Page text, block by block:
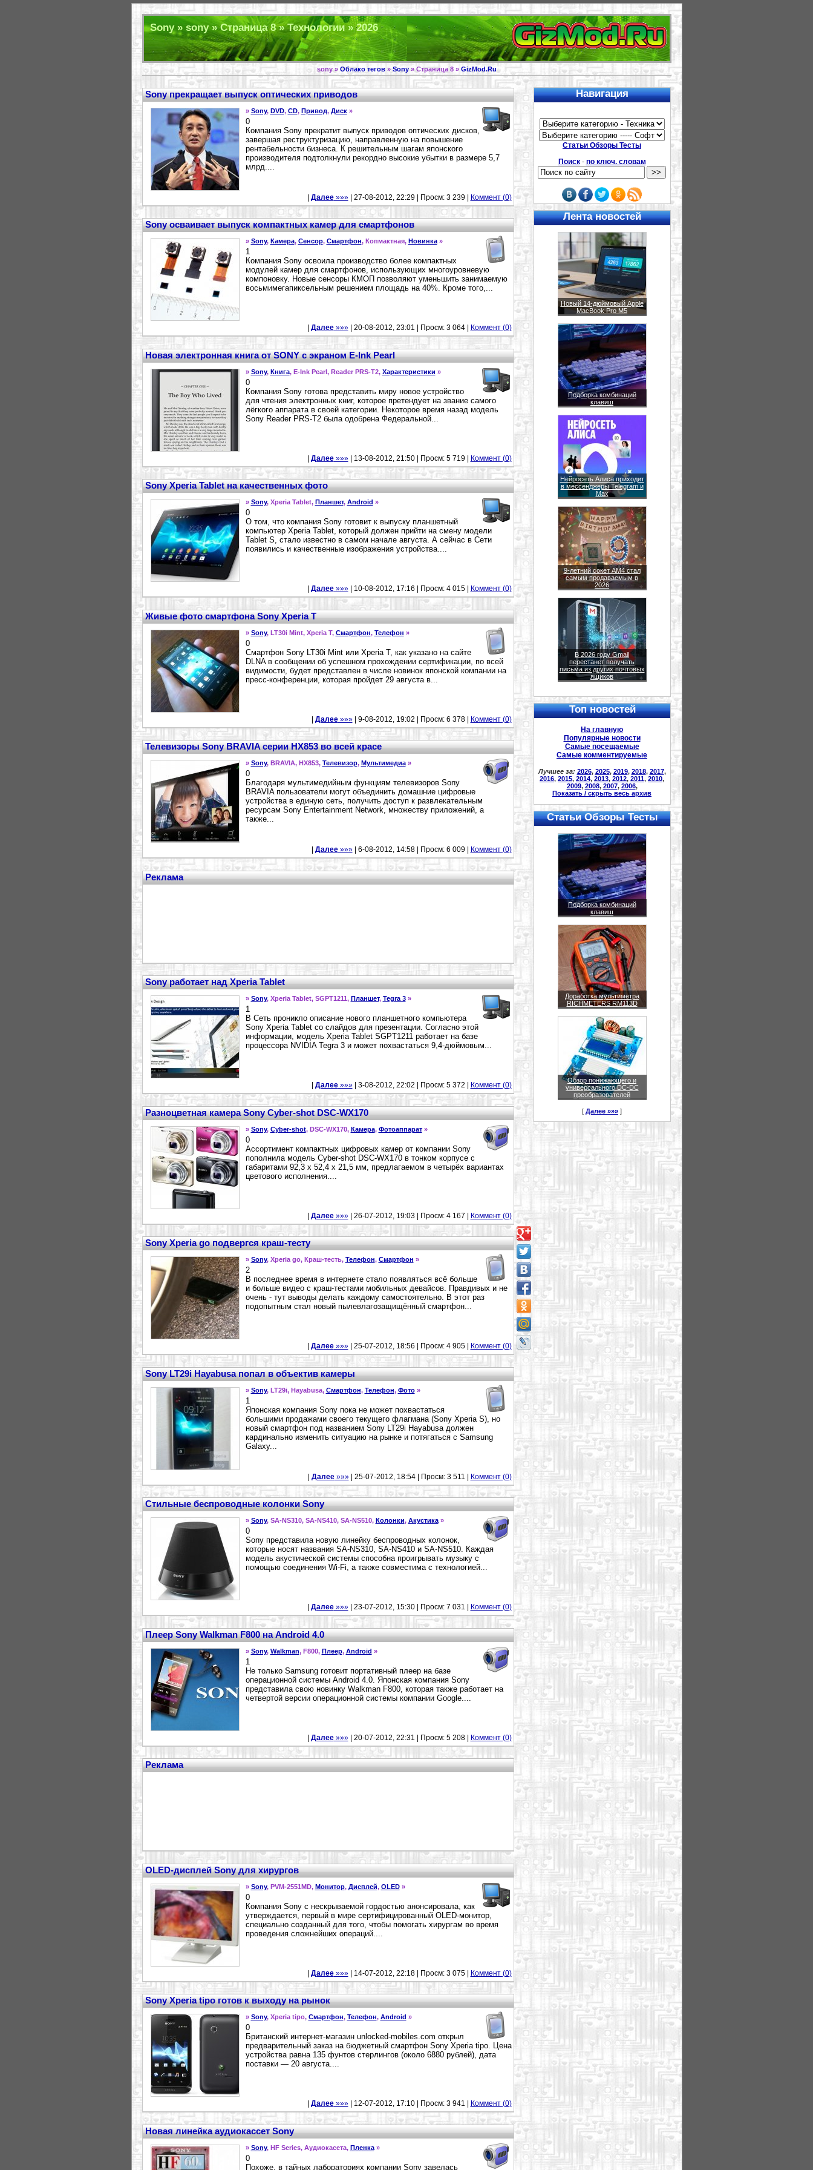
Sony » sony » Страница 8 » Технологии » 2026
sony » Облако тегов»Sony» Страница 8 » GizMod.Ru
Sony прекращает выпуск оптических приводов
» Sony, DVD, CD, Привод, Диск»
0
Компания Sony прекратит выпуск приводов оптических дисков,
завершая реструктуризацию, направленную на повышение
рентабельности бизнеса. К решительным шагам японского
производителя подтолкнули рекордно высокие убытки в размере 5,7
млрд....
Далее»»»| 27-08-2012, 22:29 | Просм: 3 239 | Коммент (0)
Sony осваивает выпуск компактных камер для смартфонов
» Sony, Камера, Сенсор, Смартфон, Копмактная, Новинка»
1
Компания Sony освоила производство более компактных
модулей камер для смартфонов, использующих многоуровневую
компоновку. Новые сенсоры КМОП позволяют уменьшить занимаемую
восьмимегапиксельным решением площадь на 40%. Кроме того,...
Далее»»»| 20-08-2012, 23:01 | Просм: 3 064 | Коммент (0)
Новая электронная книга от SONY с экраном E-Ink Pearl
» Sony, Книга, E-Ink Pearl, Reader PRS-T2, Характеристики »
0
Компания Sony готова представить миру новое устройство
для чтения электронных книг, которое претендует на звание самого
лёгкого аппарата в своей категории. Некоторое время назад модель
Sony Reader PRS-T2 была одобрена Федеральной...
Далее»»»| 13-08-2012, 21:50 | Просм: 5 719 | Коммент (0)
Sony Xperia Tablet на качественных фото
» Sony, Xperia Tablet, Планшет, Android »
0
О том, что компания Sony готовит к выпуску планшетный
компьютер Xperia Tablet, который должен прийти на смену модели
Tablet S, стало известно в самом начале августа. А сейчас в Сети
появились и качественные изображения устройства....
Далее»»»| 10-08-2012, 17:16 | Просм: 4 015 | Коммент (0)
Живые фото смартфона Sony Xperia T
» Sony, LT30i Mint, Xperia T, Смартфон, Телефон »
0
Смартфон Sony LT30i Mint или Xperia T, как указано на сайте
DLNA в сообщении об успешном прохождении сертификации, по всей
видимости, будет представлен в числе новинок японской компании на
пресс-конференции, которая пройдет 29 августа в...
Далее»»»| 9-08-2012, 19:02 | Просм: 6 378 | Коммент (0)
Телевизоры Sony BRAVIA серии HX853 во всей красе
» Sony, BRAVIA, HX853, Телевизор, Мультимедиа»
0
Благодаря мультимедийным функциям телевизоров Sony
BRAVIA пользователи могут объединить домашние цифровые
устройства в единую сеть, получить доступ к развлекательным
ресурсам Sony Entertainment Network, множеству приложений, а
также...
Далее»»»| 6-08-2012, 14:58 | Просм: 6 009 | Коммент (0)
Реклама
Sony работает над Xperia Tablet
» Sony, Xperia Tablet, SGPT1211, Планшет, Tegra 3»
1
В Сеть проникло описание нового планшетного компьютера
Sony Xperia Tablet со слайдов для презентации. Согласно этой
информации, модель Xperia Tablet SGPT1211 работает на базе
процессора NVIDIA Tegra 3 и может похвастаться 9,4-дюймовым...
Далее»»»| 3-08-2012, 22:02 | Просм: 5 372 | Коммент (0)
Разноцветная камера Sony Cyber-shot DSC-WX170
» Sony, Cyber-shot, DSC-WX170, Камера, Фотоаппарат»
0
Ассортимент компактных цифровых камер от компании Sony
пополнила модель Cyber-shot DSC-WX170 в тонком корпусе с
габаритами 92,3 x 52,4 x 21,5 мм, предлагаемом в четырёх вариантах
цветового исполнения....
Далее»»»| 26-07-2012, 19:03 | Просм: 4 167 | Коммент (0)
Sony Xperia go подвергся краш-тесту
» Sony, Xperia go, Краш-тесть, Телефон, Смартфон »
2
В последнее время в интернете стало появляться всё больше
и больше видео с краш-тестами мобильных девайсов. Правдивых и не
очень - тут выводы делать каждому самостоятельно. В этот раз
подопытным стал новый пылевлагозащищённый смартфон...
Далее»»»| 25-07-2012, 18:56 | Просм: 4 905 | Коммент (0)
Sony LT29i Hayabusa попал в объектив камеры
» Sony, LT29i, Hayabusa, Смартфон, Телефон, Фото»
1
Японская компания Sony пока не может похвастаться
большими продажами своего текущего флагмана (Sony Xperia S), но
новый смартфон под названием Sony LT29i Hayabusa должен
кардинально изменить ситуацию на рынке и потягаться с Samsung
Galaxy...
Далее»»»| 25-07-2012, 18:54 | Просм: 3 511 | Коммент (0)
Стильные беспроводные колонки Sony
» Sony, SA-NS310, SA-NS410, SA-NS510, Колонки, Акустика»
0
Sony представила новую линейку беспроводных колонок,
которые носят названия SA-NS310, SA-NS410 и SA-NS510. Каждая
модель акустической системы способна проигрывать музыку с
помощью соединения Wi-Fi, а также совместима с технологией...
Далее»»»| 23-07-2012, 15:30 | Просм: 7 031 | Коммент (0)
Плеер Sony Walkman F800 на Android 4.0
» Sony, Walkman, F800, Плеер, Android »
1
Не только Samsung готовит портативный плеер на базе
операционной системы Android 4.0. Японская компания Sony
представила свою новинку Walkman F800, которая также работает на
четвертой версии операционной системы компании Google....
Далее»»»| 20-07-2012, 22:31 | Просм: 5 208 | Коммент (0)
Реклама
OLED-дисплей Sony для хирургов
» Sony, PVM-2551MD, Монитор, Дисплей, OLED»
0
Компания Sony с нескрываемой гордостью анонсировала, как
утверждается, первый в мире сертифицированный OLED-монитор,
специально созданный для того, чтобы помогать хирургам во время
проведения сложнейших операций....
Далее»»»| 14-07-2012, 22:18 | Просм: 3 075 | Коммент (0)
Sony Xperia tipo готов к выходу на рынок
» Sony, Xperia tipo, Смартфон, Телефон, Android »
0
Британский интернет-магазин unlocked-mobiles.com открыл
предварительный заказ на бюджетный смартфон Sony Xperia tipo. Цена
устройства равна 135 фунтов стерлингов (около 6880 рублей), дата
поставки — 20 августа....
Далее»»»| 12-07-2012, 17:10 | Просм: 3 941 | Коммент (0)
Новая линейка аудиокассет Sony
» Sony, HF Series, Аудиокасета, Пленка»
0
Похоже, в тайных лабораториях компании Sony завелась
Навигация
Статьи Обзоры Тесты
Поиск- по ключ. словам
Лента новостей
Новый 14-дюймовый Apple
MacBook Pro M5
Подборка комбинаций
клавиш
Нейросеть Алиса приходит
в мессенджеры Telegram и
Max
9-летний сокет AM4 стал
самым продаваемым в
2026
В 2026 году Gmail
перестанет получать
письма из других почтовых
ящиков
Топ новостей
На главную
Популярные новости
Самые посещаемые
Самые комментируемые
Лучшее за: 2026, 2025, 2019, 2018, 2017,
2016, 2015, 2014, 2013, 2012, 2011, 2010,
2009, 2008, 2007, 2006,
Показать / скрыть весь архив
Статьи Обзоры Тесты
Подборка комбинаций
клавиш
Доработка мультиметра
RICHMETERS RM113D
Обзор понижающего и
универсального DC-DC
преобразователей
[ Далее »»» ]